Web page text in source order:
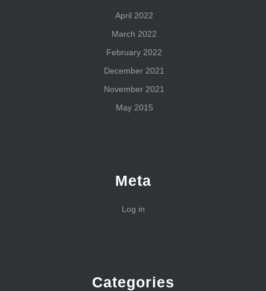
April 2022
March 2022
February 2022
December 2021
November 2021
May 2015
Meta
Log in
Categories